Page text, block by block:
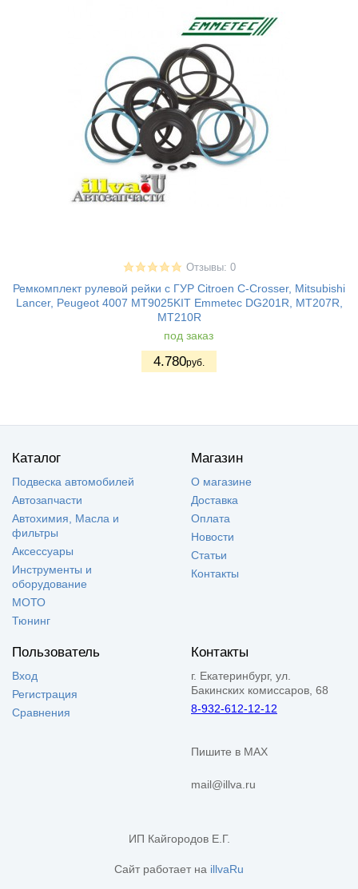
Отзывы: 0
Ремкомплект рулевой рейки с ГУР Citroen C-Crosser, Mitsubishi
Lancer, Peugeot 4007 MT9025KIT Emmetec DG201R, MT207R,
MT210R
под заказ
4.780руб.
Каталог
Подвеска автомобилей
Автозапчасти
Автохимия, Масла и
фильтры
Аксессуары
Инструменты и
оборудование
МОТО
Тюнинг
Магазин
О магазине
Доставка
Оплата
Новости
Статьи
Контакты
Пользователь
Вход
Регистрация
Сравнения
Контакты
г. Екатеринбург, ул.
Бакинских комиссаров, 68
8-932-612-12-12
Пишите в MAX
mail@illva.ru
ИП Кайгородов Е.Г.
Сайт работает на illvaRu